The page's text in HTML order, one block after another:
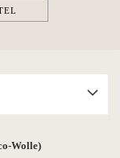
Wolle)